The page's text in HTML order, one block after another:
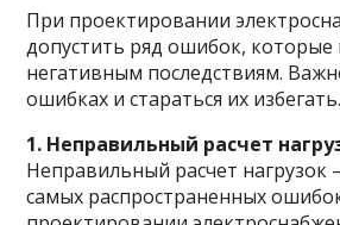
При проектировании
допустить ряд ошибок, которые
негативным последствиям.
ошибках и стараться их избегать.
1. Неправильный расчет
Неправильный расчет нагрузок
самых распространенных